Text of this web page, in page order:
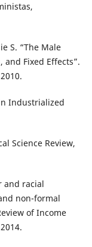
S. “The Male
Fixed Effects”.
Industrialized
Science Review,
and racial
non-formal
of Income